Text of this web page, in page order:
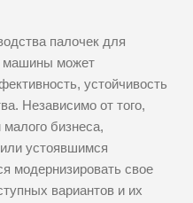
палочек для
машины может
устойчивость
Независимо от того,
бизнеса,
устоявшимся
модернизировать свое
вариантов и их